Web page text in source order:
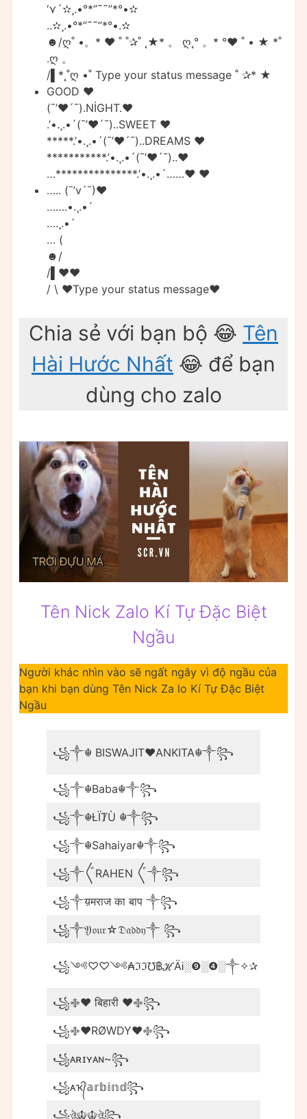
‘⋎´✫¸.•°*”˜˜”*°•✫
..✫¸.•°*”˜˜”*°•.✫
☻/ღ˚ •。* ♥ ˚ ˚✰˚ ˛★* 。 ღ˛° 。* °♥ ˚ • ★ *˚
.ღ 。
/▌*˛˚ღ •˚ Type your status message ˚ ✰* ★
GOOD ♥
(¯’♥´¯).NİGHT.♥
.’•.¸.•´(¯’♥´¯)..SWEET ♥
*****.’•.¸.•´(¯’♥´¯)..DREAMS ♥
***********.’•.¸.•´(¯’♥´¯)..♥
…***************.’•.¸.•´……♥ ♥
….. (¯’v´¯)♥
…….•.¸.•´
….¸.•´
… (
☻/
/▌♥♥
/ \ ♥Type your status message♥
Chia sẻ với bạn bộ 😂 Tên
Hài Hước Nhất 😂 để bạn
dùng cho zalo
Tên Nick Zalo Kí Tự Đặc Biệt
Ngầu
Người khác nhìn vào sẽ ngất ngây vì độ ngầu của
bạn khi bạn dùng Tên Nick Za lo Kí Tự Đặc Biệt
Ngầu
꧁༒☬ BISWAJIT❤ANKITA☬༒꧂
꧁༒☬Baba☬༒꧂
꧁༒☬Ƚ︎ÏT̷Ù ☬༒꧂
꧁༒☬Sahaiyar☬༒꧂
꧁༒〲RAHEN 〲༒꧂
꧁༒य़मराज का बाप ༒꧂
꧁༒𝔜𝔬𝔲𝔯☆𝔇𝔞𝔡𝔡𝔶༒ ꧂
꧁༺♡♡༺₳ℑℑ℧฿ℋÄᎥ░❾░❹░༒✧✰
꧁࿇♥ बिहारी ♥࿇꧂
꧁࿇♥RØWDY♥࿇꧂
꧁ᴀʀɪʏᴀɴ~꧂
꧁ᴀҡ᭄𝕒𝕣𝕓𝕚𝕟𝕕꧂
꧁ঔৣ☬☬ঔৣ꧂